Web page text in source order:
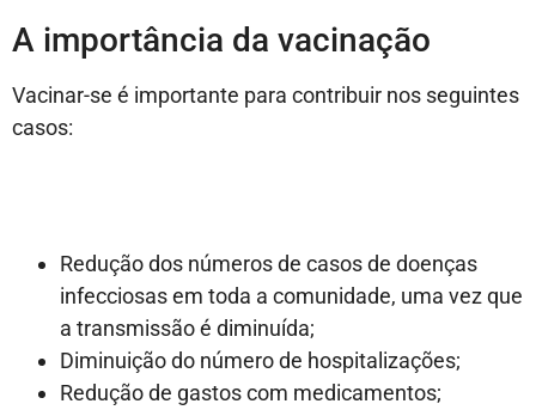
A importância da vacinação
Vacinar-se é importante para contribuir nos seguintes
casos:
Redução dos números de casos de doenças
infecciosas em toda a comunidade, uma vez que
a transmissão é diminuída;
Diminuição do número de hospitalizações;
Redução de gastos com medicamentos;